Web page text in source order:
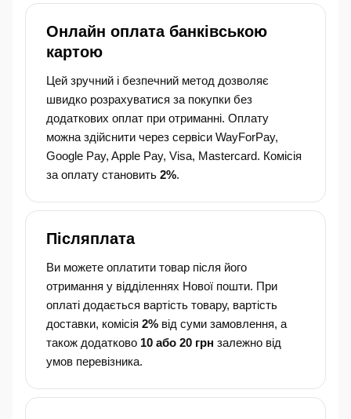
Онлайн оплата банківською
картою
Цей зручний і безпечний метод дозволяє
швидко розрахуватися за покупки без
додаткових оплат при отриманні. Оплату
можна здійснити через сервіси WayForPay,
Google Pay, Apple Pay, Visa, Mastercard. Комісія
за оплату становить 2%.
Післяплата
Ви можете оплатити товар після його
отримання у відділеннях Нової пошти. При
оплаті додається вартість товару, вартість
доставки, комісія 2% від суми замовлення, а
також додатково 10 або 20 грн залежно від
умов перевізника.